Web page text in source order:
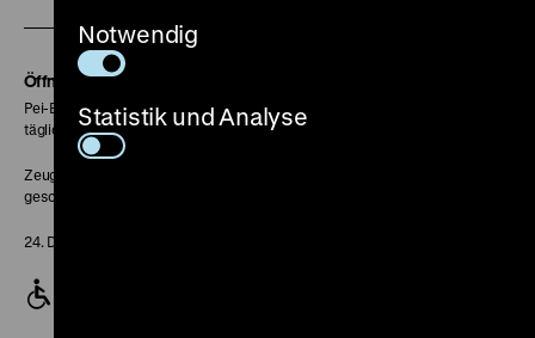
Öffnungszeiten
Pei-Bau:
täglich 10-18 Uhr
Zeughaus:
geschlossen
24. Dezember geschlossen
Notwendig
Statistik und Analyse